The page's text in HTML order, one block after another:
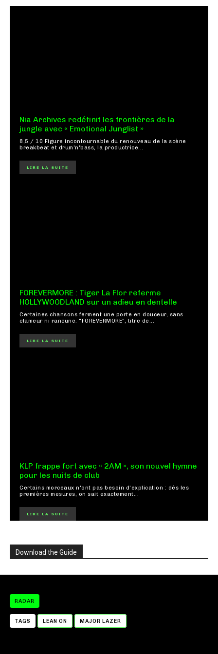
Nia Archives redéfinit les frontières de la
jungle avec « Emotional Junglist »
8,5 / 10 Figure incontournable du renouveau de la scène
breakbeat et drum'n'bass, la productrice...
LIRE LA SUITE
FOREVERMORE : Tiger La Flor referme
HOLLYWOODLAND sur un adieu en dentelle
Certaines chansons ferment une porte en douceur, sans
clameur ni rancune. "FOREVERMORE", titre de...
LIRE LA SUITE
KLP frappe fort avec « 2AM », son nouvel hymne
pour les nuits de club
Certains morceaux n'ont pas besoin d'explication : dès les
premières mesures, on sait exactement...
LIRE LA SUITE
Download the Guide
RADAR
TAGS LEAN ON MAJOR LAZER